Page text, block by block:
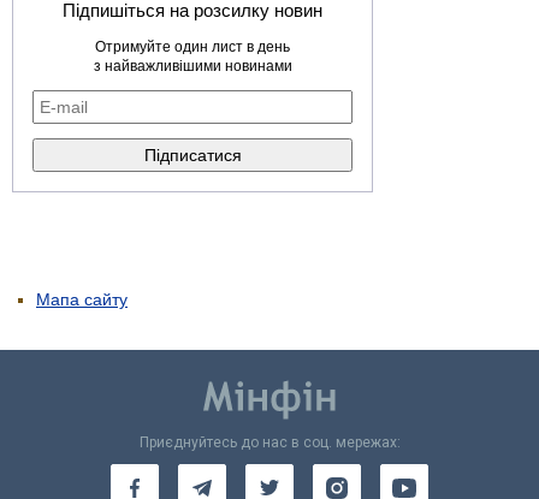
Підпишіться на розсилку новин
Отримуйте один лист в день
з найважливішими новинами
Мапа сайту
Приєднуйтесь до нас в соц. мережах: